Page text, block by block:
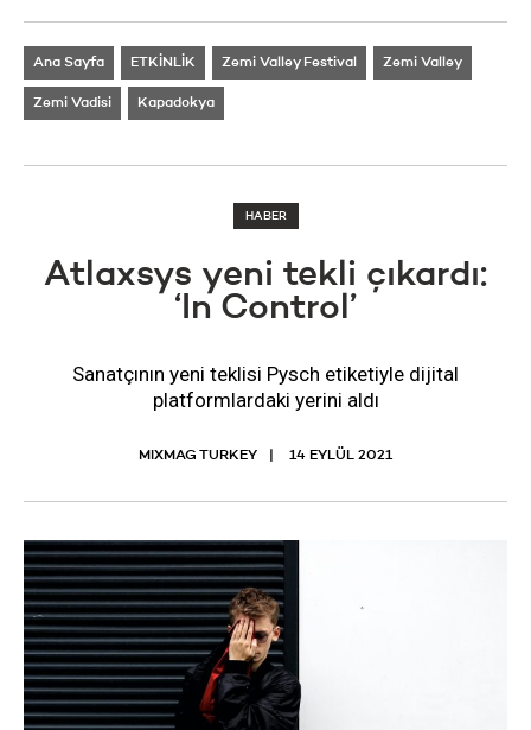
Ana Sayfa ETKİNLİK Zemi Valley Festival Zemi Valley
Zemi Vadisi Kapadokya
HABER
Atlaxsys yeni tekli çıkardı:
‘In Control’
Sanatçının yeni teklisi Pysch etiketiyle dijital
platformlardaki yerini aldı
MIXMAG TURKEY 14 EYLÜL 2021